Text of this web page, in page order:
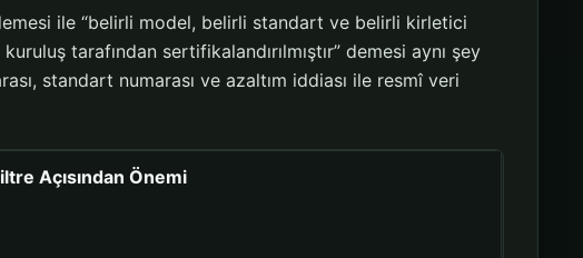
ile “belirli model, belirli standart ve belirli kirletici
tarafından sertifikalandırılmıştır” demesi aynı şey
standart numarası ve azaltım iddiası ile resmî veri
Açısından Önemi